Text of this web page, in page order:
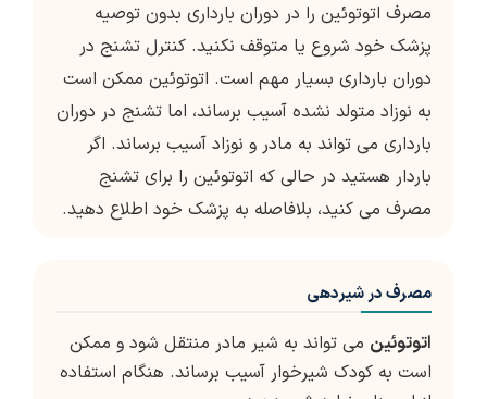
مصرف اتوتوئین را در دوران بارداری بدون توصیه
پزشک خود شروع یا متوقف نکنید. کنترل تشنج در
دوران بارداری بسیار مهم است. اتوتوئین ممکن است
به نوزاد متولد نشده آسیب برساند، اما تشنج در دوران
بارداری می تواند به مادر و نوزاد آسیب برساند. اگر
باردار هستید در حالی که اتوتوئین را برای تشنج
مصرف می کنید، بلافاصله به پزشک خود اطلاع دهید.
مصرف در شیردهی
اتوتوئین می تواند به شیر مادر منتقل شود و ممکن
است به کودک شیرخوار آسیب برساند. هنگام استفاده